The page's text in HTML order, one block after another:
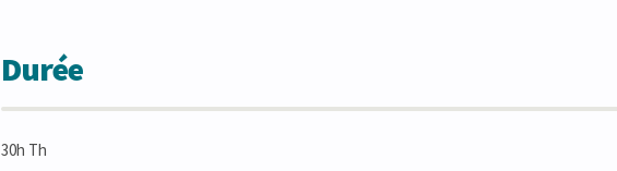
Durée
30h Th